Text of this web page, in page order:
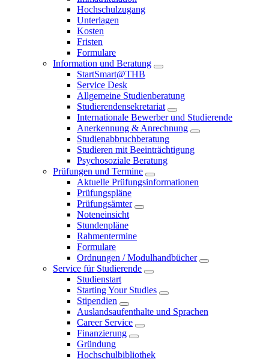
Hochschulzugang
Unterlagen
Kosten
Fristen
Formulare
Information und Beratung
StartSmart@THB
Service Desk
Allgemeine Studienberatung
Studierendensekretariat
Internationale Bewerber und Studierende
Anerkennung & Anrechnung
Studienabbruchberatung
Studieren mit Beeinträchtigung
Psychosoziale Beratung
Prüfungen und Termine
Aktuelle Prüfungsinformationen
Prüfungspläne
Prüfungsämter
Noteneinsicht
Stundenpläne
Rahmentermine
Formulare
Ordnungen / Modulhandbücher
Service für Studierende
Studienstart
Starting Your Studies
Stipendien
Auslandsaufenthalte und Sprachen
Career Service
Finanzierung
Gründung
Hochschulbibliothek